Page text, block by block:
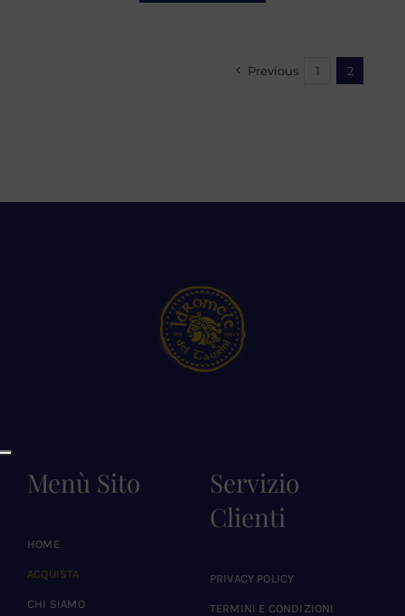
Previous 1 2
Menù Sito
HOME
ACQUISTA
CHI SIAMO
Servizio
Clienti
PRIVACY POLICY
TERMINI E CONDIZIONI